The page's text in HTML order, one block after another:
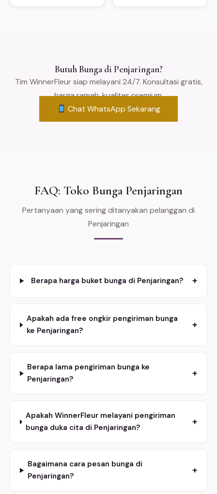
Butuh Bunga di Penjaringan?
Tim WinnerFleur siap melayani 24/7. Konsultasi gratis,
harga ramah, kualitas premium.
Chat WhatsApp Sekarang
FAQ: Toko Bunga Penjaringan
Pertanyaan yang sering ditanyakan pelanggan di
Penjaringan
Berapa harga buket bunga di Penjaringan? +
Apakah ada free ongkir pengiriman bunga
ke Penjaringan?
+
Berapa lama pengiriman bunga ke
Penjaringan?
+
Apakah WinnerFleur melayani pengiriman
bunga duka cita di Penjaringan?
+
Bagaimana cara pesan bunga di
Penjaringan?
+